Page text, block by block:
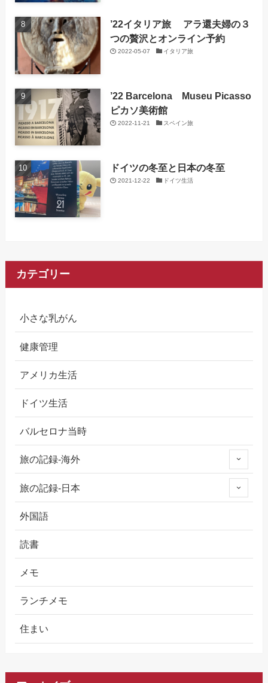
’22イタリア旅 アラ還夫婦の３
つの贅沢とオンライン予約
2022-05-07 イタリア旅
’22 Barcelona Museu Picasso
ピカソ美術館
2022-11-21 スペイン旅
ドイツの冬至と日本の冬至
2021-12-22 ドイツ生活
カテゴリー
小さな乳がん
健康管理
アメリカ生活
ドイツ生活
バルセロナ当時
旅の記録-海外
旅の記録-日本
外国語
読書
メモ
ランチメモ
住まい